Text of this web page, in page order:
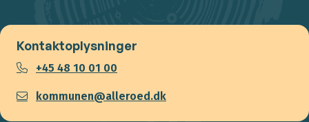
Kontaktoplysninger
+45 48 10 01 00
kommunen@alleroed.dk